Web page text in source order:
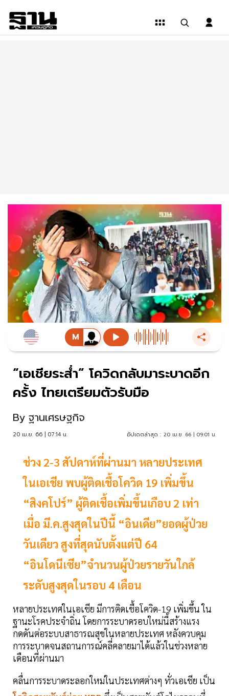
“เอเชียระส่ำ” โควิดกลับมาระบาดอีก
ครั้ง ไทยเตรียมตัวรับมือ
By ฐานเศรษฐกิจ
20 เม.ย. 66 | 07:14 น. อัปเดตล่าสุด : 20 เม.ย. 66 | 09:01 น.
ช่วง 2-3 สัปดาห์ที่ผ่านมา หลายประเทศ
ในเอเชีย พบผู้ติดเชื้อโควิด 19 เพิ่มขึ้น
“สิงคโปร์” ผู้ติดเชื้อเพิ่มขึ้นเกือบ 2 เท่า
เมื่อ มี.ค.สูงสุดในปีนี้ “อินเดีย”ยอดผู้ป่วย
วันเดียว สูงที่สุดนับตั้งแต่ปี 64
“อินโดนีเซีย”จำนวนผู้ป่วยรายวันใกล้
ระดับสูงสุดในรอบ 4 เดือน
หลายประเทศในเอเชีย มีการติดเชื้อโควิด-19 เพิ่มขึ้น ใน
ฐานะโรคประจำถิ่น โดยการระบาดรอบใหม่นี้สร้างแรง
กดดันต่อระบบสาธารณสุขในหลายประเทศ หลังควบคุม
การระบาดจนสถานการณ์คลี่คลายมาได้แล้วในช่วงหลาย
เดือนที่ผ่านมา
คลื่นการระบาดระลอกใหม่ในประเทศต่างๆ ทั่วเอเชีย เป็น